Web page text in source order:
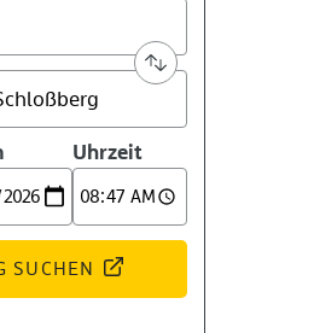
Verbände
Geschichte